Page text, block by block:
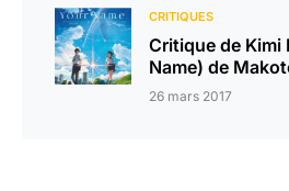
CRITIQUES
Critique de Kimi
Name) de
26 mars 2017